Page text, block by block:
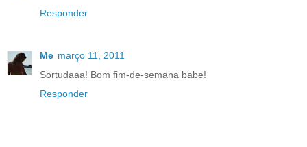
Responder
Me março 11, 2011
Sortudaaa! Bom fim-de-semana babe!
Responder